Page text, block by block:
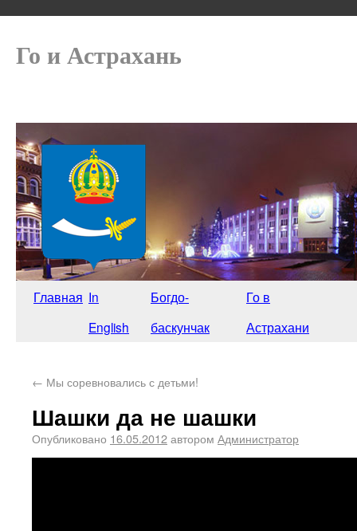
Го и Астрахань
Главная In
English
Богдо-
баскунчак
Го в
Астрахани
← Мы соревновались с детьми!
Шашки да не шашки
Опубликовано 16.05.2012автором Администратор